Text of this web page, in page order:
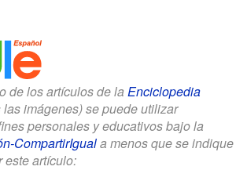
de los artículos de la Enciclopedia
imágenes) se puede utilizar
personales y educativos bajo la
CompartirIguala menos que se indique
este artículo: